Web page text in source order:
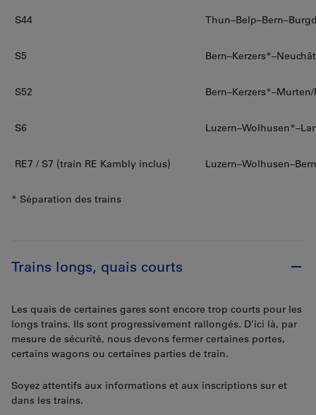
S44
S5
S52
S6
RE7 / S7 (train RE Kambly inclus)
* Séparation des trains
Trains longs, quais courts
Les quais de certaines gares sont encore trop courts pour les
longs trains. Ils sont progressivement rallongés. D’ici là, par
mesure de sécurité, nous devons fermer certaines portes,
certains wagons ou certaines parties de train.
Soyez attentifs aux informations et aux inscriptions sur et
dans les trains.